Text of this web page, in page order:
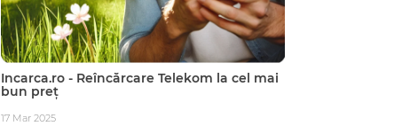
Incarca.ro - Reîncărcare Telekom la cel mai
bun preț
17 Mar 2025